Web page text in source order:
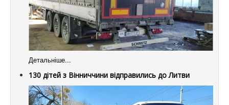
Детальніше...
130 дітей з Вінниччини відправились до Литви